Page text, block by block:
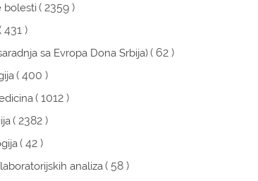
bolesti( 2359 )
431 )
sa Evropa Dona Srbija)( 62 )
( 400 )
( 1012 )
( 2382 )
( 42 )
analiza( 58 )